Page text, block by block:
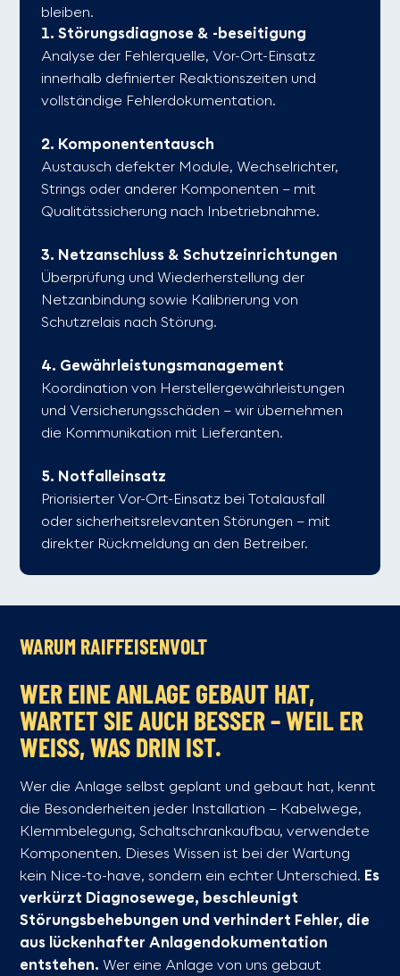
bleiben.
1. Störungsdiagnose & -beseitigung
Analyse der Fehlerquelle, Vor-Ort-Einsatz
innerhalb definierter Reaktionszeiten und
vollständige Fehlerdokumentation.
2. Komponententausch
Austausch defekter Module, Wechselrichter,
Strings oder anderer Komponenten – mit
Qualitätssicherung nach Inbetriebnahme.
3. Netzanschluss & Schutzeinrichtungen
Überprüfung und Wiederherstellung der
Netzanbindung sowie Kalibrierung von
Schutzrelais nach Störung.
4. Gewährleistungsmanagement
Koordination von Herstellergewährleistungen
und Versicherungsschäden – wir übernehmen
die Kommunikation mit Lieferanten.
5. Notfalleinsatz
Priorisierter Vor-Ort-Einsatz bei Totalausfall
oder sicherheitsrelevanten Störungen – mit
direkter Rückmeldung an den Betreiber.
WARUM RAIFFEISENVOLT
WER EINE ANLAGE GEBAUT HAT,
WARTET SIE AUCH BESSER – WEIL ER
WEISS, WAS DRIN IST.
Wer die Anlage selbst geplant und gebaut hat, kennt
die Besonderheiten jeder Installation – Kabelwege,
Klemmbelegung, Schaltschrankaufbau, verwendete
Komponenten. Dieses Wissen ist bei der Wartung
kein Nice-to-have, sondern ein echter Unterschied. Es
verkürzt Diagnosewege, beschleunigt
Störungsbehebungen und verhindert Fehler, die
aus lückenhafter Anlagendokumentation
entstehen. Wer eine Anlage von uns gebaut